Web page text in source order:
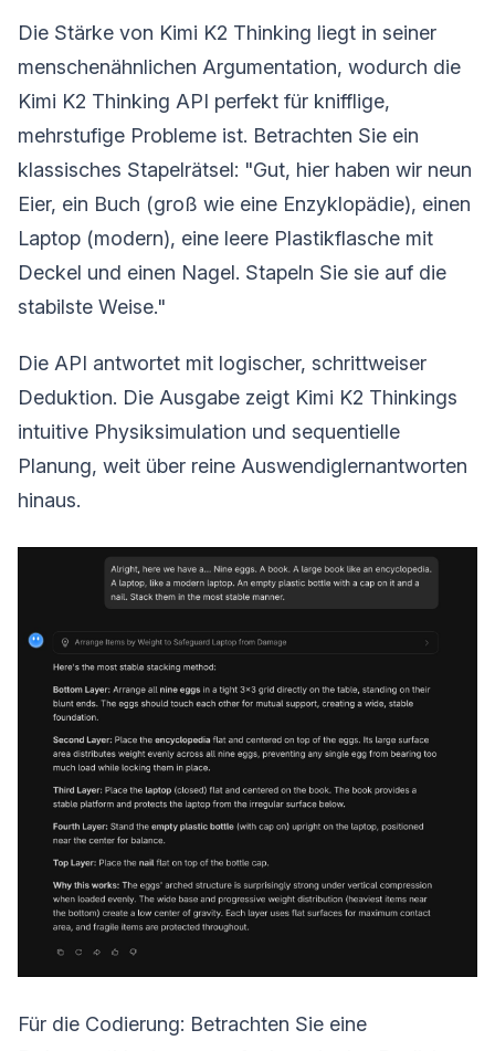
Die Stärke von Kimi K2 Thinking liegt in seiner
menschenähnlichen Argumentation, wodurch die
Kimi K2 Thinking API perfekt für knifflige,
mehrstufige Probleme ist. Betrachten Sie ein
klassisches Stapelrätsel: "Gut, hier haben wir neun
Eier, ein Buch (groß wie eine Enzyklopädie), einen
Laptop (modern), eine leere Plastikflasche mit
Deckel und einen Nagel. Stapeln Sie sie auf die
stabilste Weise."
Die API antwortet mit logischer, schrittweiser
Deduktion. Die Ausgabe zeigt Kimi K2 Thinkings
intuitive Physiksimulation und sequentielle
Planung, weit über reine Auswendiglernantworten
hinaus.
Für die Codierung: Betrachten Sie eine